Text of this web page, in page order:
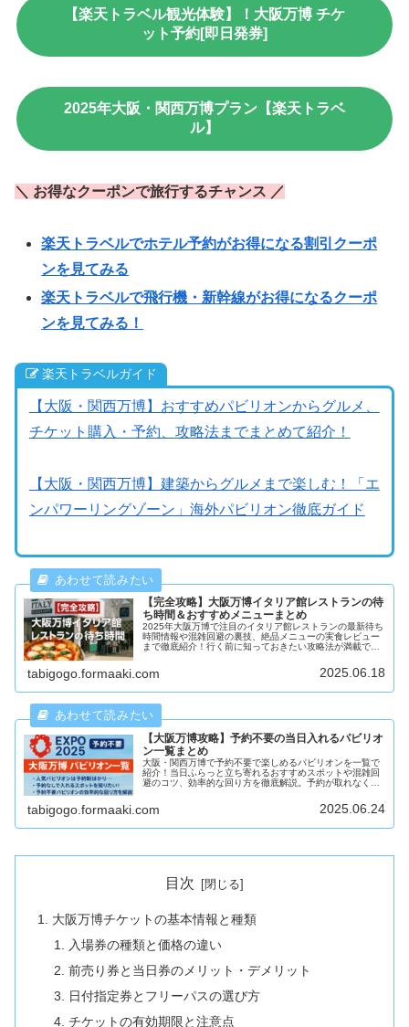
【楽天トラベル観光体験】！大阪万博 チケ
ット予約[即日発券]
2025年大阪・関西万博プラン【楽天トラベ
ル】
＼ お得なクーポンで旅行するチャンス ／
楽天トラベルでホテル予約がお得になる割引クーポ
ンを見てみる
楽天トラベルで飛行機・新幹線がお得になるクーポ
ンを見てみる！
楽天トラベルガイド
【大阪・関西万博】おすすめパビリオンからグルメ、
チケット購入・予約、攻略法までまとめて紹介！
【大阪・関西万博】建築からグルメまで楽しむ！「エ
ンパワーリングゾーン」海外パビリオン徹底ガイド
【完全攻略】大阪万博イタリア館レストランの待
ち時間＆おすすめメニューまとめ
2025年大阪万博で注目のイタリア館レストランの最新待ち
時間情報や混雑回避の裏技、絶品メニューの実食レビュー
まで徹底紹介！行く前に知っておきたい攻略法が満載で
tabigogo.formaaki.com 2025.06.18
【大阪万博攻略】予約不要の当日入れるパビリオ
ン一覧まとめ
大阪・関西万博で予約不要で楽しめるパビリオンを一覧で
紹介！当日ふらっと立ち寄れるおすすめスポットや混雑回
避のコツ、効率的な回り方を徹底解説。予約が取れなくて
tabigogo.formaaki.com 2025.06.24
目次
大阪万博チケットの基本情報と種類
入場券の種類と価格の違い
前売り券と当日券のメリット・デメリット
日付指定券とフリーパスの選び方
チケットの有効期限と注意点